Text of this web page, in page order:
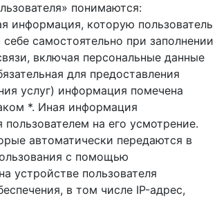
понимаются:
информация, которую пользователь
самостоятельно при заполнении
включая персональные данные
для предоставления
услуг) информация помечена
*. Иная информация
пользователем на его усмотрение.
автоматически передаются в
с помощью
устройстве пользователя
в том числе IP-адрес,